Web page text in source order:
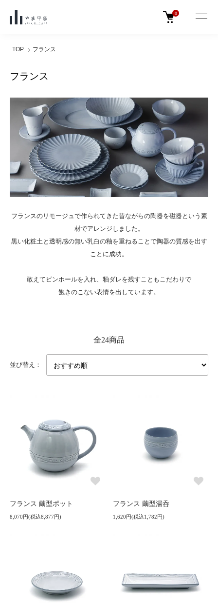
0
TOP フランス
フランス
フランスのリモージュで作られてきた昔ながらの陶器を磁器という素
材でアレンジしました。
黒い化粧土と透明感の無い乳白の釉を重ねることで陶器の質感を出す
ことに成功。
敢えてピンホールを入れ、釉ダレを残すこともこだわりで
飽きのこない表情を出しています。
全24商品
並び替え：
フランス 繭型ポット
8,070円(税込8,877円)
フランス 繭型湯呑
1,620円(税込1,782円)